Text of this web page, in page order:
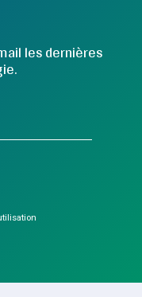
les dernières